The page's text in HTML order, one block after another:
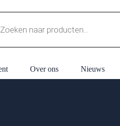
Over ons Nieuws